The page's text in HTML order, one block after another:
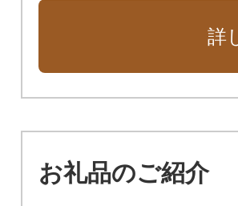
詳
お礼品のご紹介